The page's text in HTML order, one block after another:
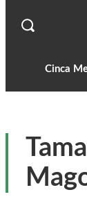
Cinca